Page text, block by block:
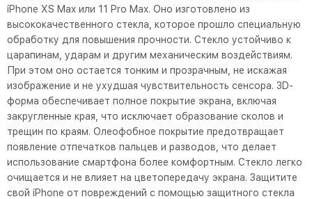
iPhone XS Max или 11 Pro Max. Оно изготовлено из
высококачественного стекла, которое прошло специальную
обработку для повышения прочности. Стекло устойчиво к
царапинам, ударам и другим механическим воздействиям.
При этом оно остается тонким и прозрачным, не искажая
изображение и не ухудшая чувствительность сенсора. 3D-
форма обеспечивает полное покрытие экрана, включая
закругленные края, что исключает образование сколов и
трещин по краям. Олеофобное покрытие предотвращает
появление отпечатков пальцев и разводов, что делает
использование смартфона более комфортным. Стекло легко
очищается и не влияет на цветопередачу экрана. Защитите
свой iPhone от повреждений с помощью защитного стекла